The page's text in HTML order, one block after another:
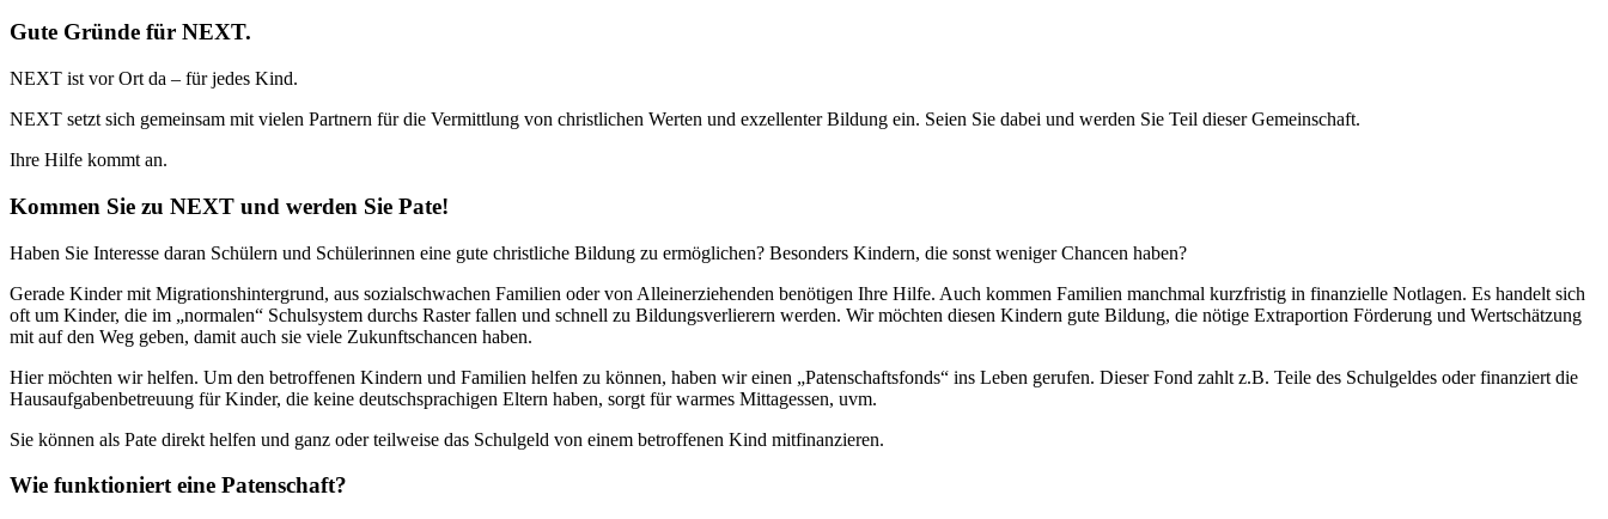
Gute Gründe für NEXT.
NEXT ist vor Ort da – für jedes Kind.
NEXT setzt sich gemeinsam mit vielen Partnern für die Vermittlung von christlichen Werten und exzellenter Bildung ein. Seien Sie dabei und werden Sie Teil dieser Gemeinschaft.
Ihre Hilfe kommt an.
Kommen Sie zu NEXT und werden Sie Pate!
Haben Sie Interesse daran Schülern und Schülerinnen eine gute christliche Bildung zu ermöglichen? Besonders Kindern, die sonst weniger Chancen haben?
Gerade Kinder mit Migrationshintergrund, aus sozialschwachen Familien oder von Alleinerziehenden benötigen Ihre Hilfe. Auch kommen Familien manchmal kurzfristig in finanzielle Notlagen. Es handelt sich
oft um Kinder, die im „normalen“ Schulsystem durchs Raster fallen und schnell zu Bildungsverlierern werden. Wir möchten diesen Kindern gute Bildung, die nötige Extraportion Förderung und Wertschätzung
mit auf den Weg geben, damit auch sie viele Zukunftschancen haben.
Hier möchten wir helfen. Um den betroffenen Kindern und Familien helfen zu können, haben wir einen „Patenschaftsfonds“ ins Leben gerufen. Dieser Fond zahlt z.B. Teile des Schulgeldes oder finanziert die
Hausaufgabenbetreuung für Kinder, die keine deutschsprachigen Eltern haben, sorgt für warmes Mittagessen, uvm.
Sie können als Pate direkt helfen und ganz oder teilweise das Schulgeld von einem betroffenen Kind mitfinanzieren.
Wie funktioniert eine Patenschaft?